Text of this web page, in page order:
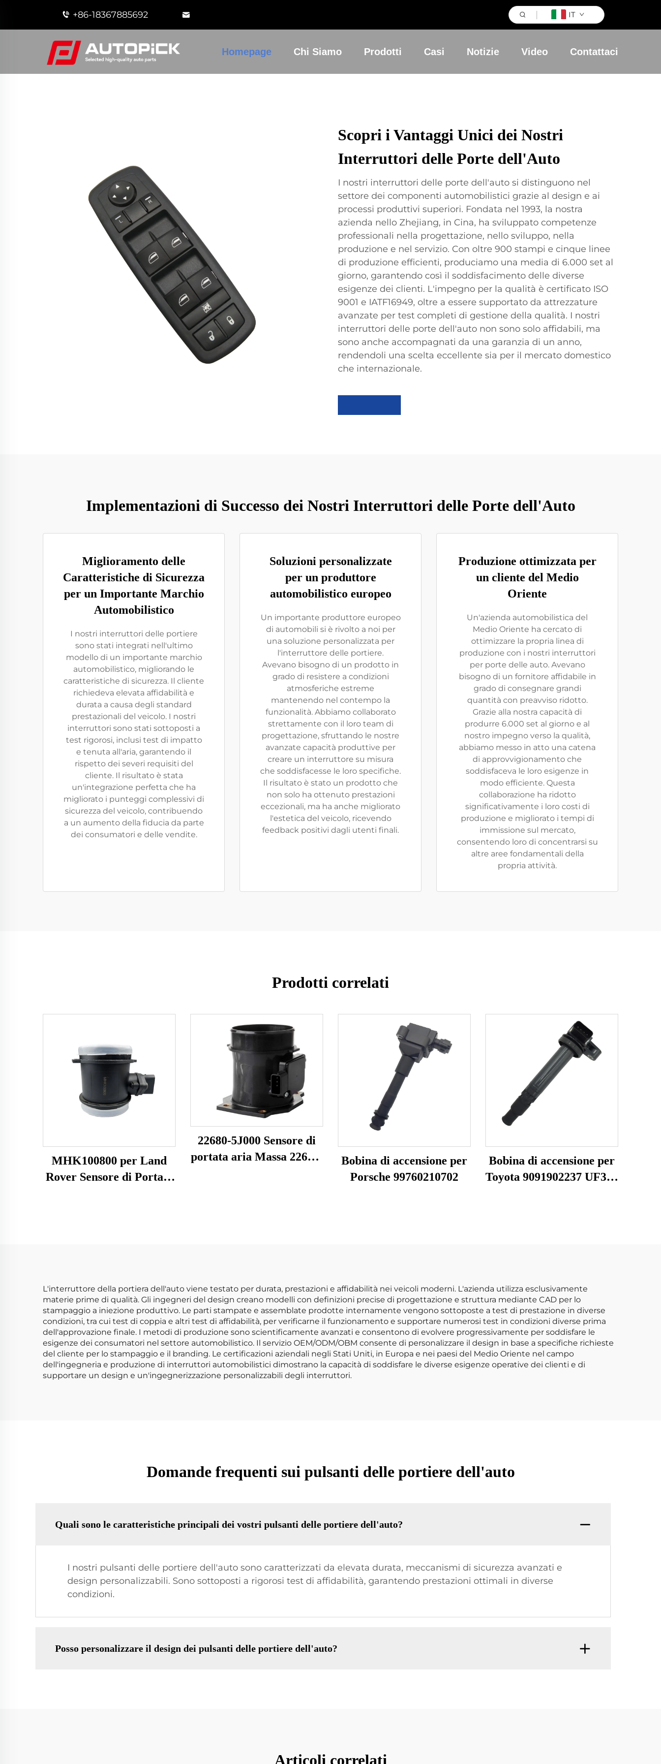
+86-18367885692 IT
Homepage Chi Siamo Prodotti Casi Notizie Video Contattaci
Scopri i Vantaggi Unici dei Nostri
Interruttori delle Porte dell'Auto
I nostri interruttori delle porte dell'auto si distinguono nel
settore dei componenti automobilistici grazie al design e ai
processi produttivi superiori. Fondata nel 1993, la nostra
azienda nello Zhejiang, in Cina, ha sviluppato competenze
professionali nella progettazione, nello sviluppo, nella
produzione e nel servizio. Con oltre 900 stampi e cinque linee
di produzione efficienti, produciamo una media di 6.000 set al
giorno, garantendo così il soddisfacimento delle diverse
esigenze dei clienti. L'impegno per la qualità è certificato ISO
9001 e IATF16949, oltre a essere supportato da attrezzature
avanzate per test completi di gestione della qualità. I nostri
interruttori delle porte dell'auto non sono solo affidabili, ma
sono anche accompagnati da una garanzia di un anno,
rendendoli una scelta eccellente sia per il mercato domestico
che internazionale.
Implementazioni di Successo dei Nostri Interruttori delle Porte dell'Auto
Miglioramento delle
Caratteristiche di Sicurezza
per un Importante Marchio
Automobilistico
I nostri interruttori delle portiere
sono stati integrati nell'ultimo
modello di un importante marchio
automobilistico, migliorando le
caratteristiche di sicurezza. Il cliente
richiedeva elevata affidabilità e
durata a causa degli standard
prestazionali del veicolo. I nostri
interruttori sono stati sottoposti a
test rigorosi, inclusi test di impatto
e tenuta all'aria, garantendo il
rispetto dei severi requisiti del
cliente. Il risultato è stata
un'integrazione perfetta che ha
migliorato i punteggi complessivi di
sicurezza del veicolo, contribuendo
a un aumento della fiducia da parte
dei consumatori e delle vendite.
Soluzioni personalizzate
per un produttore
automobilistico europeo
Un importante produttore europeo
di automobili si è rivolto a noi per
una soluzione personalizzata per
l'interruttore delle portiere.
Avevano bisogno di un prodotto in
grado di resistere a condizioni
atmosferiche estreme
mantenendo nel contempo la
funzionalità. Abbiamo collaborato
strettamente con il loro team di
progettazione, sfruttando le nostre
avanzate capacità produttive per
creare un interruttore su misura
che soddisfacesse le loro specifiche.
Il risultato è stato un prodotto che
non solo ha ottenuto prestazioni
eccezionali, ma ha anche migliorato
l'estetica del veicolo, ricevendo
feedback positivi dagli utenti finali.
Produzione ottimizzata per
un cliente del Medio
Oriente
Un'azienda automobilistica del
Medio Oriente ha cercato di
ottimizzare la propria linea di
produzione con i nostri interruttori
per porte delle auto. Avevano
bisogno di un fornitore affidabile in
grado di consegnare grandi
quantità con preavviso ridotto.
Grazie alla nostra capacità di
produrre 6.000 set al giorno e al
nostro impegno verso la qualità,
abbiamo messo in atto una catena
di approvvigionamento che
soddisfaceva le loro esigenze in
modo efficiente. Questa
collaborazione ha ridotto
significativamente i loro costi di
produzione e migliorato i tempi di
immissione sul mercato,
consentendo loro di concentrarsi su
altre aree fondamentali della
propria attività.
Prodotti correlati
MHK100800 per Land
Rover Sensore di Portata
22680-5J000 Sensore di
portata aria Massa 22680-
Bobina di accensione per
Porsche 99760210702
Bobina di accensione per
Toyota 9091902237 UF323
L'interruttore della portiera dell'auto viene testato per durata, prestazioni e affidabilità nei veicoli moderni. L'azienda utilizza esclusivamente
materie prime di qualità. Gli ingegneri del design creano modelli con definizioni precise di progettazione e struttura mediante CAD per lo
stampaggio a iniezione produttivo. Le parti stampate e assemblate prodotte internamente vengono sottoposte a test di prestazione in diverse
condizioni, tra cui test di coppia e altri test di affidabilità, per verificarne il funzionamento e supportare numerosi test in condizioni diverse prima
dell'approvazione finale. I metodi di produzione sono scientificamente avanzati e consentono di evolvere progressivamente per soddisfare le
esigenze dei consumatori nel settore automobilistico. Il servizio OEM/ODM/OBM consente di personalizzare il design in base a specifiche richieste
del cliente per lo stampaggio e il branding. Le certificazioni aziendali negli Stati Uniti, in Europa e nei paesi del Medio Oriente nel campo
dell'ingegneria e produzione di interruttori automobilistici dimostrano la capacità di soddisfare le diverse esigenze operative dei clienti e di
supportare un design e un'ingegnerizzazione personalizzabili degli interruttori.
Domande frequenti sui pulsanti delle portiere dell'auto
Quali sono le caratteristiche principali dei vostri pulsanti delle portiere dell'auto?
I nostri pulsanti delle portiere dell'auto sono caratterizzati da elevata durata, meccanismi di sicurezza avanzati e
design personalizzabili. Sono sottoposti a rigorosi test di affidabilità, garantendo prestazioni ottimali in diverse
condizioni.
Posso personalizzare il design dei pulsanti delle portiere dell'auto?
Articoli correlati